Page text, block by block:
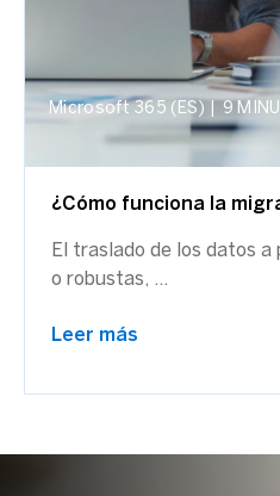
Microsoft 365 (ES) 9
¿Cómo funciona la
El traslado de los datos
o robustas, ...
Leer más